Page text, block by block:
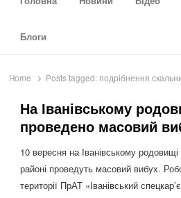
Блоги
Home Posts tagged: подрібнення
На Іванівському
проведено масовий
10 вересня на Іванівському
районі проведуть масовий вибух.
території ПрАТ «Іванівський